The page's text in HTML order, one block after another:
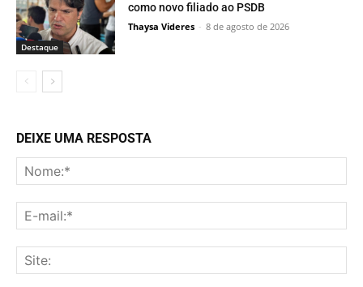
Destaque
como novo filiado ao PSDB
Thaysa Videres - 8 de agosto de 2026
DEIXE UMA RESPOSTA